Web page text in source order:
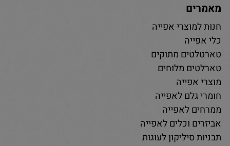
מאמרים
חנות למוצרי אפייה
כלי אפייה
טארטלטים מתוקים
טארלטים מלוחים
מוצרי אפייה
חומרי גלם לאפייה
ממרחים לאפייה
אביזרים וכלים לאפייה
תבניות סיליקון לעוגות